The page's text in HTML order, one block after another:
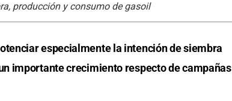
producción y consumo de gasoil
especialmente la intención de siembra
importante crecimiento respecto de campañas